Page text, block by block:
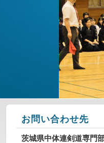
お問い合わせ先
茨城県中体連剣道専門